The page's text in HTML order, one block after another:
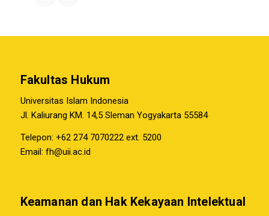
Fakultas Hukum
Universitas Islam Indonesia
Jl. Kaliurang KM. 14,5 Sleman Yogyakarta 55584
Telepon: +62 274 7070222 ext. 5200
Email: fh@uii.ac.id
Keamanan dan Hak Kekayaan Intelektual